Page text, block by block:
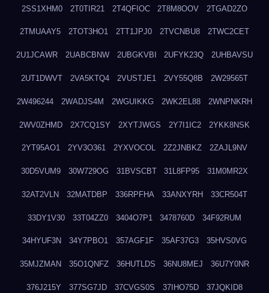
2SS1XHM0 2T0TIR21 2T4QFIOC 2T8M8OOV 2TGAD2ZO
2TMUAAY5 2TOT3HO1 2TT1JPJ0 2TVCNBU8 2TWC2CET
2U1JCAWR 2UABCBNW 2UBGKVBI 2UFYK23Q 2UHBAVSU
2UT1DWVT 2VA5KTQ4 2VUSTJE1 2VY55Q8B 2W29565T
2W496244 2WADJS4M 2WGUIKKG 2WK2EL88 2WNPNKRH
2WV0ZHMD 2X7CQ1SY 2XYTJWGS 2Y7I1IC2 2YKK8NSK
2YT95AO1 2YV3O361 2YXVOCOL 2Z2JNBKZ 2ZAJL9NV
30D5VUM9 30W729OG 31BVSCBT 31L8FP95 31M0MR2X
32AT2VLN 32MATDBP 336RPFHA 33ANXYRH 33CR504T
33DY1V30 33T04ZZ0 3404O7P1 3478760D 34F92RUM
34HYUF3N 34Y7PBO1 357AGF1F 35AF37G3 35HVS0VG
35MJZMAN 35O1QNFZ 36HUTLDS 36NU8MEJ 36U7Y0NR
376J215Y 377SG7JD 37CVGS0S 37IHO75D 37JQKID8